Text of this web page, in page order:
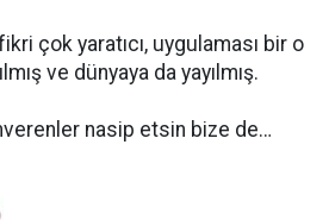
çok yaratıcı, uygulaması bir o
ve dünyaya da yayılmış.
nasip etsin bize de…